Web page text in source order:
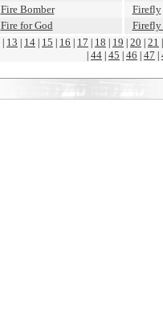
Fire Bomber
Firefly
Fire for God
Firefly
13 14 15 16 17 18 19 20 21
44 45 46 47